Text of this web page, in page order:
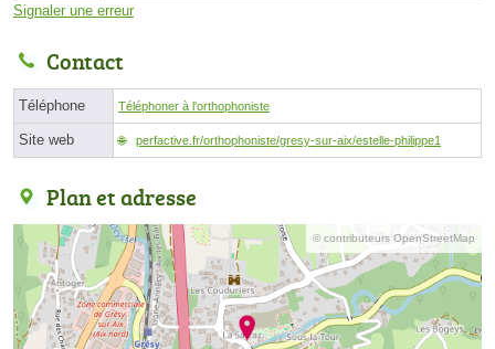
Signaler une erreur
Contact
Téléphone Téléphoner à l'orthophoniste
Site web perfactive.fr/orthophoniste/gresy-sur-aix/estelle-philippe1
Plan et adresse
© contributeurs OpenStreetMap